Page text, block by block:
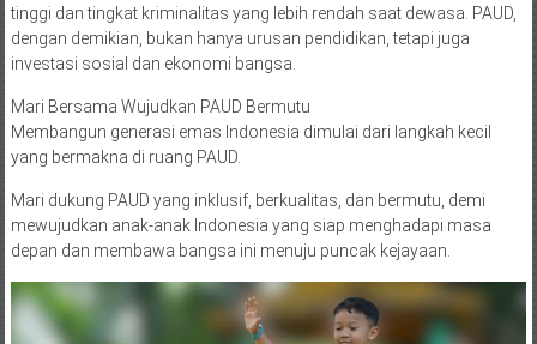
tinggi dan tingkat kriminalitas yang lebih rendah saat dewasa. PAUD,
dengan demikian, bukan hanya urusan pendidikan, tetapi juga
investasi sosial dan ekonomi bangsa.
Mari Bersama Wujudkan PAUD Bermutu
Membangun generasi emas Indonesia dimulai dari langkah kecil
yang bermakna di ruang PAUD.
Mari dukung PAUD yang inklusif, berkualitas, dan bermutu, demi
mewujudkan anak-anak Indonesia yang siap menghadapi masa
depan dan membawa bangsa ini menuju puncak kejayaan.